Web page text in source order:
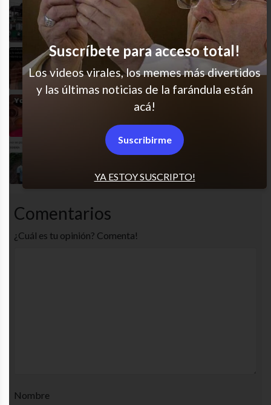
Que se mejore pronto!
Ay noo
La historia de mi vida
Comentarios
¿Cuál es tu opinión? Comenta!
Nombre
YA ESTOY SUSCRIPTO!
Suscríbete para acceso total!
Los videos virales, los memes más divertidos
y las últimas noticias de la farándula están
acá!
Suscribirme